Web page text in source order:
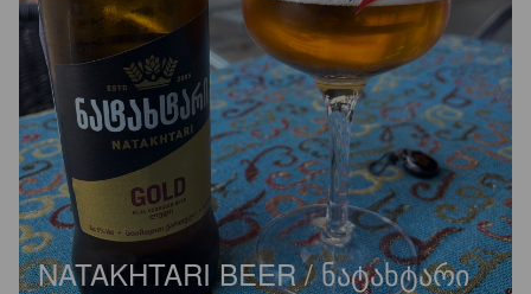
NATAKHTARI BEER / ᲜᲐᲢᲐᲮᲢᲐᲠᲘ